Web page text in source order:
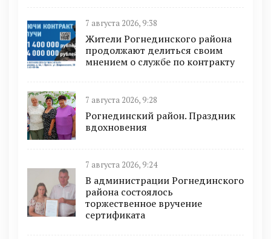
7 августа 2026, 9:38
Жители Рогнединского района
продолжают делиться своим
мнением о службе по контракту
7 августа 2026, 9:28
Рогнединский район. Праздник
вдохновения
7 августа 2026, 9:24
В администрации Рогнединского
района состоялось
торжественное вручение
сертификата